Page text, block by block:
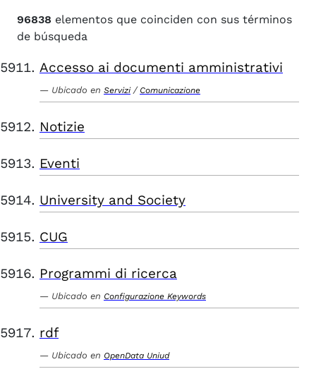
96838 elementos que coinciden con sus términos
de búsqueda
Accesso ai documenti amministrativi
Ubicado en Servizi / Comunicazione
Notizie
Eventi
University and Society
CUG
Programmi di ricerca
Ubicado en Configurazione Keywords
rdf
Ubicado en OpenData Uniud